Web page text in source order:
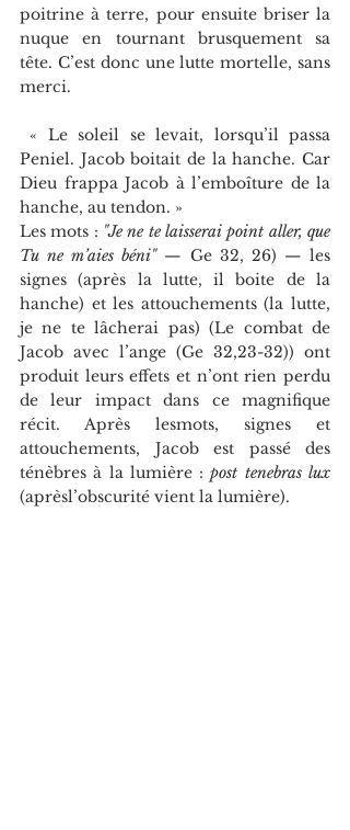
poitrine à terre, pour ensuite briser la
nuque en tournant brusquement sa
tête. C’est donc une lutte mortelle, sans
merci.
Peniel. Jacob boitait de la hanche. Car
Dieu frappa Jacob à l’emboîture de la
hanche, au tendon. »
Les mots : "Je ne te laisserai point aller, que
Tu ne m’aies béni" — Ge 32, 26) — les
signes (après la lutte, il boite de la
hanche) et les attouchements (la lutte,
je ne te lâcherai pas) (Le combat de
Jacob avec l’ange (Ge 32,23-32)) ont
produit leurs effets et n’ont rien perdu
de leur impact dans ce magnifique
récit. Après lesmots, signes et
attouchements, Jacob est passé des
ténèbres à la lumière :
(aprèsl’obscurité vient la lumière).